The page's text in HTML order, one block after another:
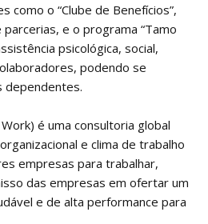
como o “Clube de Benefícios”,
e o programa “Tamo
psicológica, social,
podendo se
dependentes.
é uma consultoria global
e clima de trabalho
empresas para trabalhar,
das empresas em ofertar um
e de alta performance para